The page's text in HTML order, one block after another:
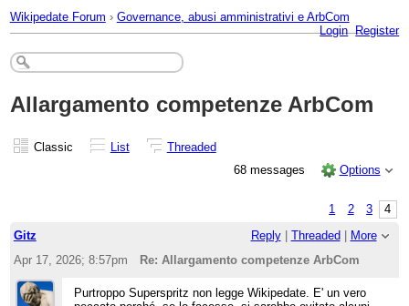
Wikipedate Forum › Governance, abusi amministrativi e ArbCom
Login Register
Allargamento competenze ArbCom
Classic List
Threaded
68 messages
Options
1 2 3
4
Gitz
Reply| Threaded
More
Apr 17, 2026; 8:57pm
Re: Allargamento competenze ArbCom
Purtroppo Superspritz non legge Wikipedate. E' un vero